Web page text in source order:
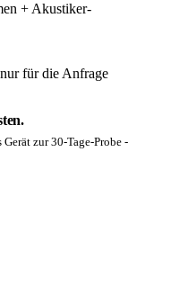
+ Akustiker-
für die Anfrage
zur 30-Tage-Probe -